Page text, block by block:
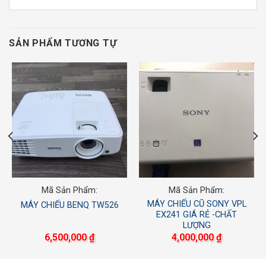
SẢN PHẨM TƯƠNG TỰ
Mã Sản Phẩm:
MÁY CHIẾU BENQ TW526
6,500,000₫
Mã Sản Phẩm:
MÁY CHIẾU CŨ SONY VPL
EX241 GIÁ RẺ -CHẤT
LƯỢNG
4,000,000₫